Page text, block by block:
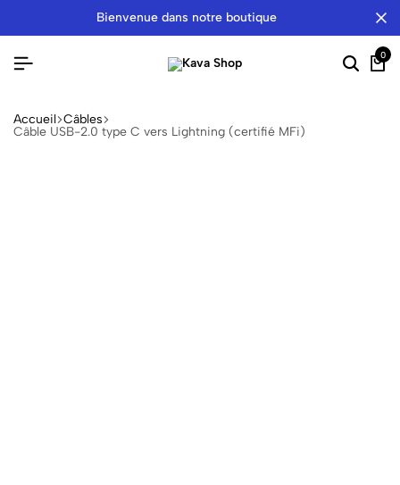
bienvenue dans notre boutique
0
Accueil Câbles
Câble USB-2.0 type C vers Lightning (certifié MFi)